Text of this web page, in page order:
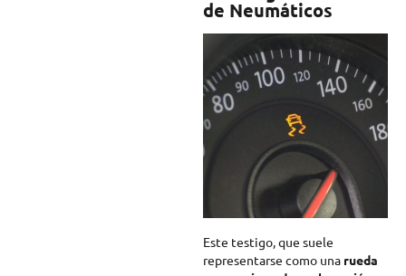
de Neumáticos
Este testigo, que suele
representarse como una rueda